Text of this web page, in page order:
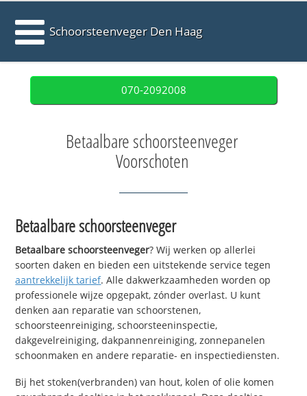
Schoorsteenveger Den Haag
070-2092008
Betaalbare schoorsteenveger
Voorschoten
Betaalbare schoorsteenveger
Betaalbare schoorsteenveger? Wij werken op allerlei
soorten daken en bieden een uitstekende service tegen
aantrekkelijk tarief. Alle dakwerkzaamheden worden op
professionele wijze opgepakt, zónder overlast. U kunt
denken aan reparatie van schoorstenen,
schoorsteenreiniging, schoorsteeninspectie,
dakgevelreiniging, dakpannenreiniging, zonnepanelen
schoonmaken en andere reparatie- en inspectiediensten.
Bij het stoken(verbranden) van hout, kolen of olie komen